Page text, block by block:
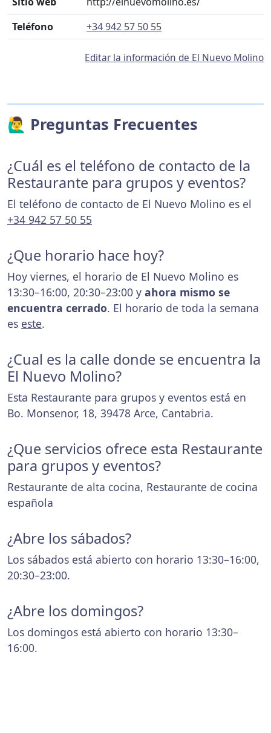
Teléfono
+34 942 57 50 55
Editar la información de El Nuevo Molino
🙋‍♂️ Preguntas Frecuentes
¿Cuál es el teléfono de contacto de la
Restaurante para grupos y eventos?
El teléfono de contacto de El Nuevo Molino es el
+34 942 57 50 55
¿Que horario hace hoy?
Hoy viernes, el horario de El Nuevo Molino es
13:30–16:00, 20:30–23:00 y ahora mismo se
encuentra cerrado. El horario de toda la semana
es este.
¿Cual es la calle donde se encuentra la
El Nuevo Molino?
Esta Restaurante para grupos y eventos está en
Bo. Monsenor, 18, 39478 Arce, Cantabria.
¿Que servicios ofrece esta Restaurante
para grupos y eventos?
Restaurante de alta cocina, Restaurante de cocina
española
¿Abre los sábados?
Los sábados está abierto con horario 13:30–16:00,
20:30–23:00.
¿Abre los domingos?
Los domingos está abierto con horario 13:30–
16:00.